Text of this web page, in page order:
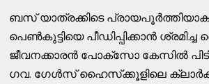
ബസ് യാത്രക്കിടെ
പെൺകുട്ടിയെ പീഡിപ്പിക്കാൻ
ജീവനക്കാരൻ പോക്സോ കേസിൽ
ഗവ. ഗേള്‍സ് ഹൈസ്‌ക്കൂളിലെ